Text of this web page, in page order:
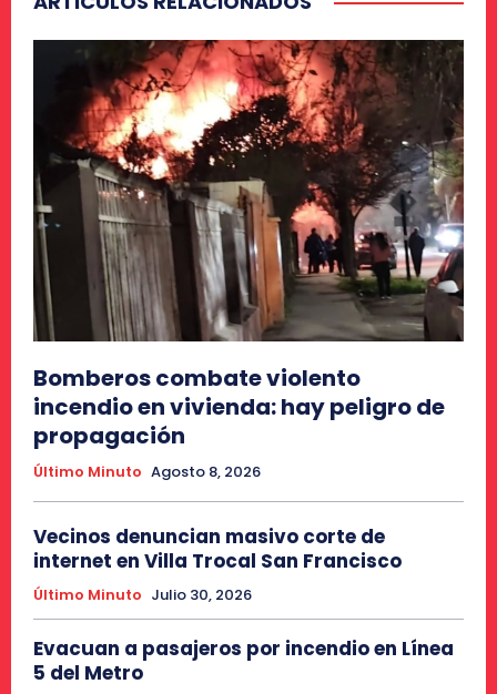
Bomberos combate violento
incendio en vivienda: hay peligro de
propagación
Último Minuto Agosto 8, 2026
Vecinos denuncian masivo corte de
internet en Villa Trocal San Francisco
Último Minuto Julio 30, 2026
Evacuan a pasajeros por incendio en Línea
5 del Metro